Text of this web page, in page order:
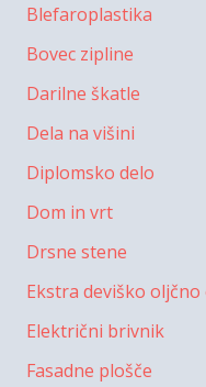
Blefaroplastika
Bovec zipline
Darilne škatle
Dela na višini
Diplomsko delo
Dom in vrt
Drsne stene
Ekstra deviško
Električni brivnik
Fasadne plošče